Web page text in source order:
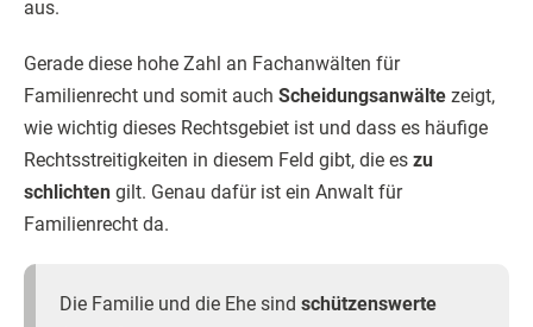
aus.
Gerade diese hohe Zahl an Fachanwälten für
Familienrecht und somit auch Scheidungsanwälte zeigt,
wie wichtig dieses Rechtsgebiet ist und dass es häufige
Rechtsstreitigkeiten in diesem Feld gibt, die es zu
schlichten gilt. Genau dafür ist ein Anwalt für
Familienrecht da.
Die Familie und die Ehe sind schützenswerte